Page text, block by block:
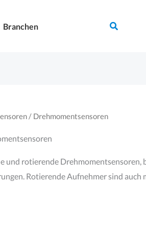
Branchen Suchen
/ Drehmomentsensoren
und rotierende Drehmomentsensoren,
Rotierende Aufnehmer sind